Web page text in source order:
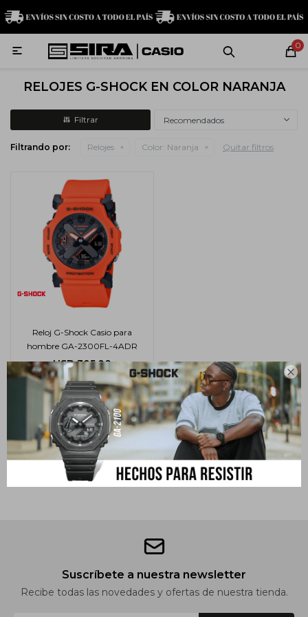

0

RELOJES G-SHOCK EN COLOR NARANJA
Recomendados
Filtrando por: Relojes Color: Naranja Quitar filtros
Reloj G-Shock Casio para
hombre GA-2300FL-4ADR
USD 305,00
Suscríbete a nuestra newsletter
Recibe todas las novedades y ofertas de nuestra tienda.
MI CUENTA
Relojes Servicio técnico Contacto
G-Shock
Edifice
Casio